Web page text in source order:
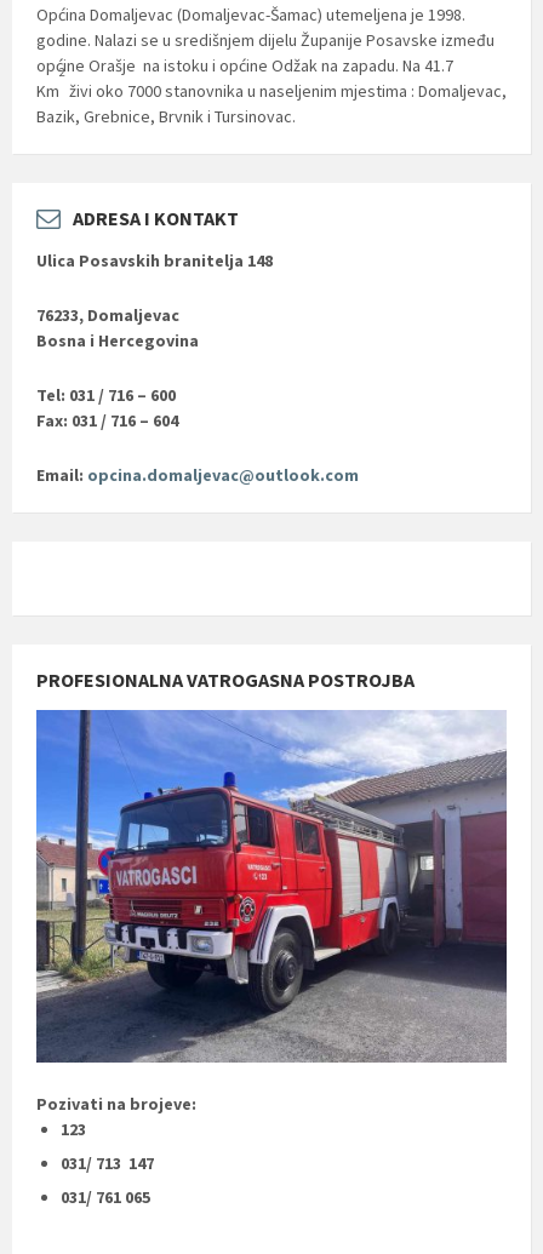
Općina Domaljevac (Domaljevac-Šamac) utemeljena je 1998.
godine. Nalazi se u središnjem dijelu Županije Posavske između
općine Orašje na istoku i općine Odžak na zapadu. Na 41.7
Km
2
živi oko 7000 stanovnika u naseljenim mjestima : Domaljevac,
Bazik, Grebnice, Brvnik i Tursinovac.
ADRESA I KONTAKT
Ulica Posavskih branitelja 148
76233, Domaljevac
Bosna i Hercegovina
Tel: 031 / 716 – 600
Fax: 031 / 716 – 604
Email: opcina.domaljevac@outlook.com
PROFESIONALNA VATROGASNA POSTROJBA
Pozivati na brojeve:
123
031/ 713 147
031/ 761 065